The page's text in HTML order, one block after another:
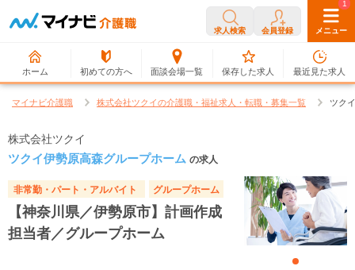
求人検索 会員登録 メニュー
ホーム 初めての方へ 面談会場一覧
0
保存した求人
1
最近見た求人
マイナビ介護職 株式会社ツクイの介護職・福祉求人・転職・募集一覧 ツク
株式会社ツクイ
ツクイ伊勢原高森グループホーム の求人
非常勤・パート・アルバイト グループホーム
【神奈川県／伊勢原市】計画作成
担当者／グループホーム